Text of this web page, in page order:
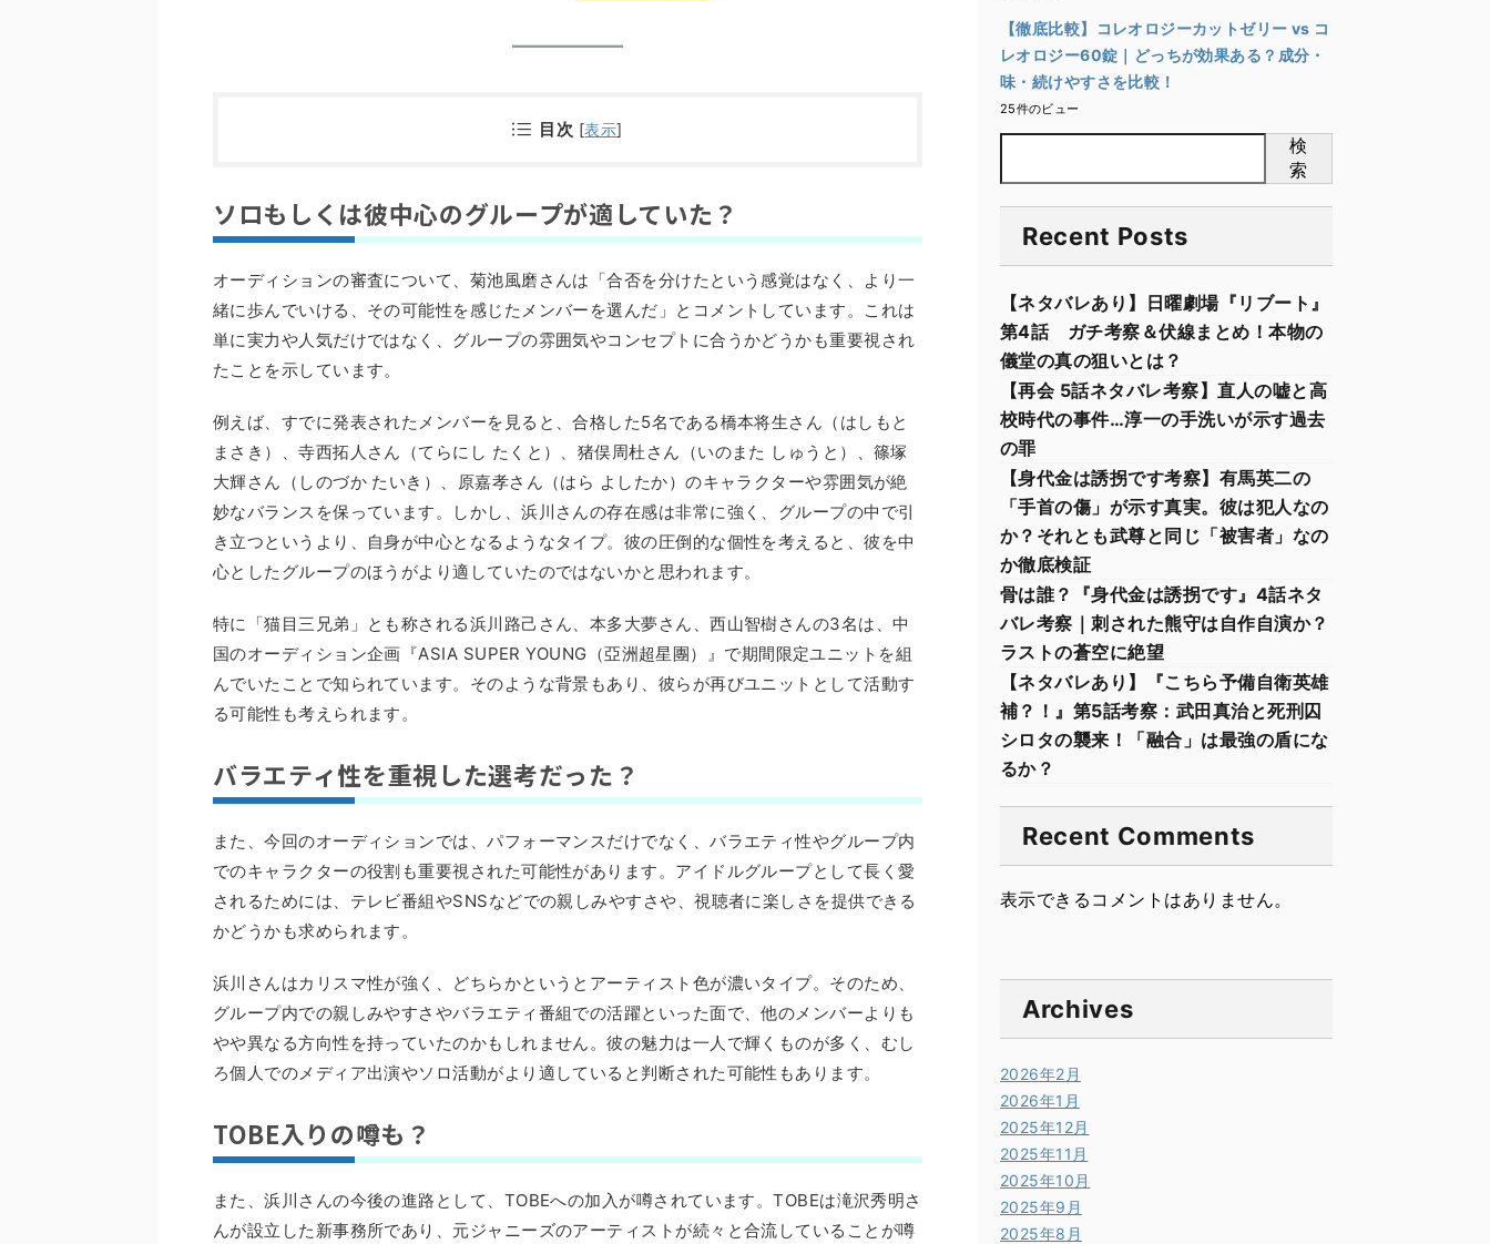
目次 [表示]
ソロもしくは彼中心のグループが適していた？
オーディションの審査について、菊池風磨さんは「合否を分けたという感覚はなく、より一
緒に歩んでいける、その可能性を感じたメンバーを選んだ」とコメントしています。これは
単に実力や人気だけではなく、グループの雰囲気やコンセプトに合うかどうかも重要視され
たことを示しています。
例えば、すでに発表されたメンバーを見ると、合格した5名である橋本将生さん（はしもと
まさき）、寺西拓人さん（てらにし たくと）、猪俣周杜さん（いのまた しゅうと）、篠塚
大輝さん（しのづか たいき）、原嘉孝さん（はら よしたか）のキャラクターや雰囲気が絶
妙なバランスを保っています。しかし、浜川さんの存在感は非常に強く、グループの中で引
き立つというより、自身が中心となるようなタイプ。彼の圧倒的な個性を考えると、彼を中
心としたグループのほうがより適していたのではないかと思われます。
特に「猫目三兄弟」とも称される浜川路己さん、本多大夢さん、西山智樹さんの3名は、中
国のオーディション企画『ASIA SUPER YOUNG（亞洲超星團）』で期間限定ユニットを組
んでいたことで知られています。そのような背景もあり、彼らが再びユニットとして活動す
る可能性も考えられます。
バラエティ性を重視した選考だった？
また、今回のオーディションでは、パフォーマンスだけでなく、バラエティ性やグループ内
でのキャラクターの役割も重要視された可能性があります。アイドルグループとして長く愛
されるためには、テレビ番組やSNSなどでの親しみやすさや、視聴者に楽しさを提供できる
かどうかも求められます。
浜川さんはカリスマ性が強く、どちらかというとアーティスト色が濃いタイプ。そのため、
グループ内での親しみやすさやバラエティ番組での活躍といった面で、他のメンバーよりも
やや異なる方向性を持っていたのかもしれません。彼の魅力は一人で輝くものが多く、むし
ろ個人でのメディア出演やソロ活動がより適していると判断された可能性もあります。
TOBE入りの噂も？
また、浜川さんの今後の進路として、TOBEへの加入が噂されています。TOBEは滝沢秀明さ
んが設立した新事務所であり、元ジャニーズのアーティストが続々と合流していることが噂
【徹底比較】コレオロジーカットゼリー vs コ
レオロジー60錠｜どっちが効果ある？成分・
味・続けやすさを比較！
25件のビュー
検
索
Recent Posts
【ネタバレあり】日曜劇場『リブート』
第4話 ガチ考察＆伏線まとめ！本物の
儀堂の真の狙いとは？
【再会 5話ネタバレ考察】直人の嘘と高
校時代の事件…淳一の手洗いが示す過去
の罪
【身代金は誘拐です考察】有馬英二の
「手首の傷」が示す真実。彼は犯人なの
か？それとも武尊と同じ「被害者」なの
か徹底検証
骨は誰？『身代金は誘拐です』4話ネタ
バレ考察｜刺された熊守は自作自演か？
ラストの蒼空に絶望
【ネタバレあり】『こちら予備自衛英雄
補？！』第5話考察：武田真治と死刑囚
シロタの襲来！「融合」は最強の盾にな
るか？
Recent Comments
表示できるコメントはありません。
Archives
2026年2月
2026年1月
2025年12月
2025年11月
2025年10月
2025年9月
2025年8月